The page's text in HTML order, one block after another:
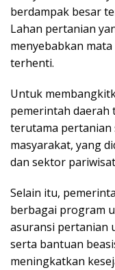
berdampak besar
Lahan pertanian
menyebabkan
terhenti.
Untuk
pemerintah
terutama
masyarakat, yang
dan sektor
Selain itu,
berbagai program
asuransi pertanian
serta bantuan
meningkatkan